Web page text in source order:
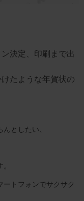
決定、印刷まで出
たような年賀状の
としたい、
トフォンでサクサク